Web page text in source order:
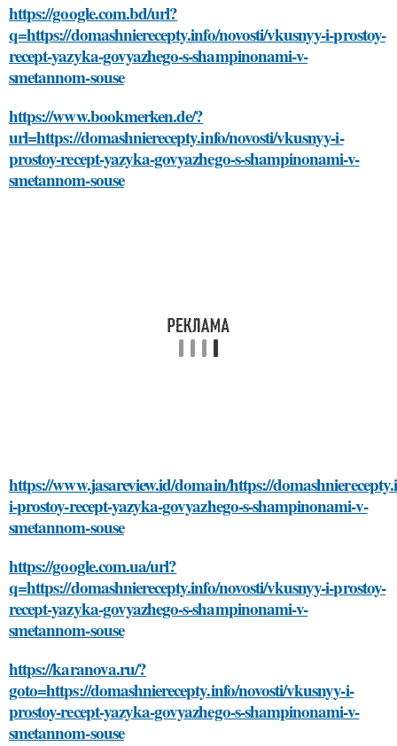
https://google.com.bd/url?
q=https://domashnierecepty.info/novosti/vkusnyy-i-prostoy-
recept-yazyka-govyazhego-s-shampinonami-v-
smetannom-souse
https://www.bookmerken.de/?
url=https://domashnierecepty.info/novosti/vkusnyy-i-
prostoy-recept-yazyka-govyazhego-s-shampinonami-v-
smetannom-souse
https://www.jasareview.id/domain/https://
i-prostoy-recept-yazyka-govyazhego-s-shampinonami-v-
smetannom-souse
https://google.com.ua/url?
q=https://domashnierecepty.info/novosti/vkusnyy-i-prostoy-
recept-yazyka-govyazhego-s-shampinonami-v-
smetannom-souse
https://karanova.ru/?
goto=https://domashnierecepty.info/novosti/vkusnyy-i-
prostoy-recept-yazyka-govyazhego-s-shampinonami-v-
smetannom-souse